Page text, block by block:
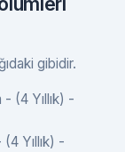
gibidir.
(4 Yıllık) -
Yıllık) -